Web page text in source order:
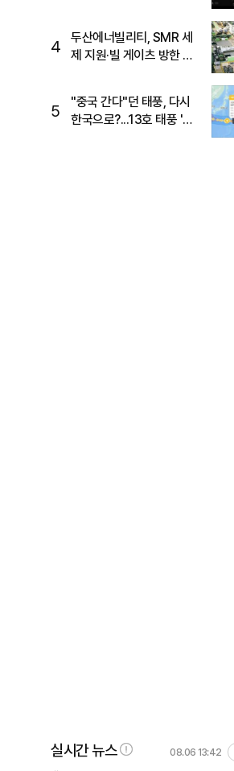
4
두산에너빌리티, SMR 세
제 지원·빌 게이츠 방한 기
5
"중국 간다"던 태풍, 다시
한국으로?...13호 태풍 '돌
실시간 뉴스 08.06 13:42